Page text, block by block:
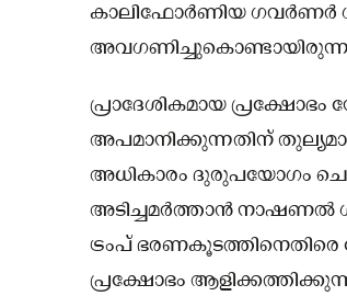
കാലിഫോർണിയ ഗവർണർ
പ്രാദേശികമായ
അപമാനിക്കുന്നതിന്
അധികാരം ദുരുപയോഗം
അടിച്ചമർത്താൻ നാഷണൽ
ട്രംപ് ഭരണകൂടത്തിനെതിരെ
പ്രക്ഷോഭം